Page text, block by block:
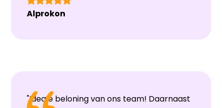
Alprokon
"Ideale beloning van ons team! Daarnaast